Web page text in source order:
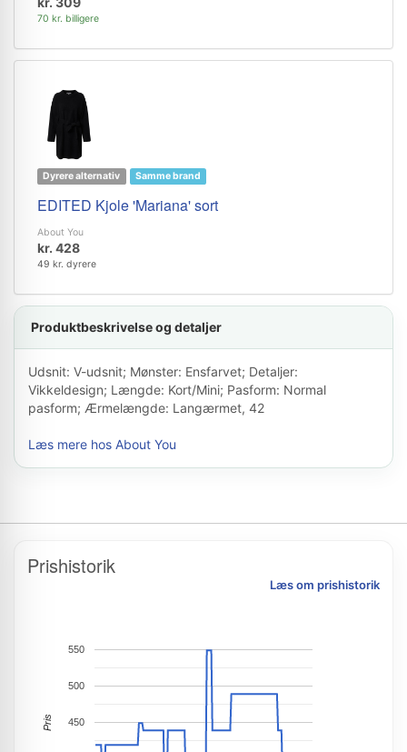
70 kr. billigere
Dyrere alternativ Samme brand
EDITED Kjole 'Mariana' sort
About You
kr. 428
49 kr. dyrere
Produktbeskrivelse og detaljer
Udsnit: V-udsnit; Mønster: Ensfarvet; Detaljer:
Vikkeldesign; Længde: Kort/Mini; Pasform: Normal
pasform; Ærmelængde: Langærmet, 42
Læs mere hos About You
Prishistorik
Læs om prishistorik
450
500
550
Pris